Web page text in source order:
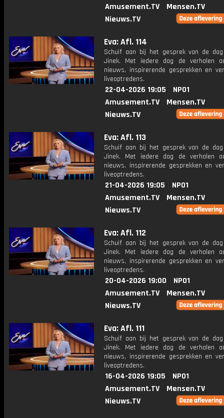
Amusement.TV
Mensen.TV
Nieuws.TV
Eva: Afl. 114
Schuif aan bij het gesprek van de
Jinek. Met iedere dag de verhalen
nieuws, inspirerende gesprekken en
liveoptredens.
22-04-2026 19:05
NPO1
Amusement.TV
Mensen.TV
Nieuws.TV
Eva: Afl. 113
Schuif aan bij het gesprek van de
Jinek. Met iedere dag de verhalen
nieuws, inspirerende gesprekken en
liveoptredens.
21-04-2026 19:05
NPO1
Amusement.TV
Mensen.TV
Nieuws.TV
Eva: Afl. 112
Schuif aan bij het gesprek van de
Jinek. Met iedere dag de verhalen
nieuws, inspirerende gesprekken en
liveoptredens.
20-04-2026 19:00
NPO1
Amusement.TV
Mensen.TV
Nieuws.TV
Eva: Afl. 111
Schuif aan bij het gesprek van de
Jinek. Met iedere dag de verhalen
nieuws, inspirerende gesprekken en
liveoptredens.
16-04-2026 19:05
NPO1
Amusement.TV
Mensen.TV
Nieuws.TV